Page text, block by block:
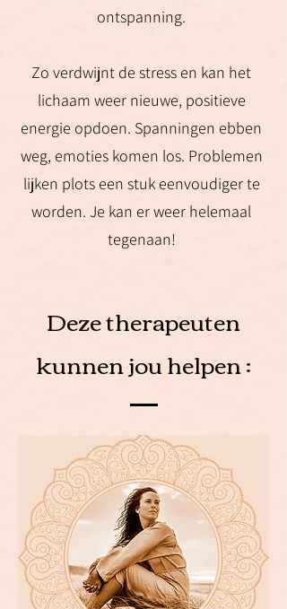
ontspanning.
Zo verdwijnt de stress en kan het
lichaam weer nieuwe, positieve
energie opdoen. Spanningen ebben
weg, emoties komen los. Problemen
lijken plots een stuk eenvoudiger te
worden. Je kan er weer helemaal
tegenaan!
Deze therapeuten
kunnen jou helpen :